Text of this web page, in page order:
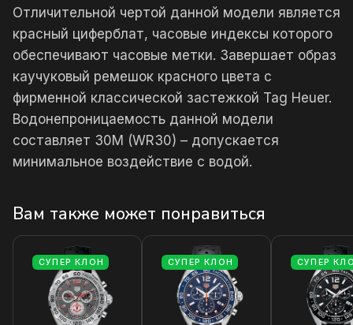
Отличительной чертой данной модели является
красный циферблат, часовые индексы которого
обеспечивают часовые метки. Завершает образ
каучуковый ремешок красного цвета с
фирменной классической застежкой Tag Heuer.
Водонепроницаемость данной модели
составляет 30М (WR30) – допускается
минимальное воздействие с водой.
Вам также может понравиться
СУПЕР КЛОН СУПЕР КЛОН СУПЕР